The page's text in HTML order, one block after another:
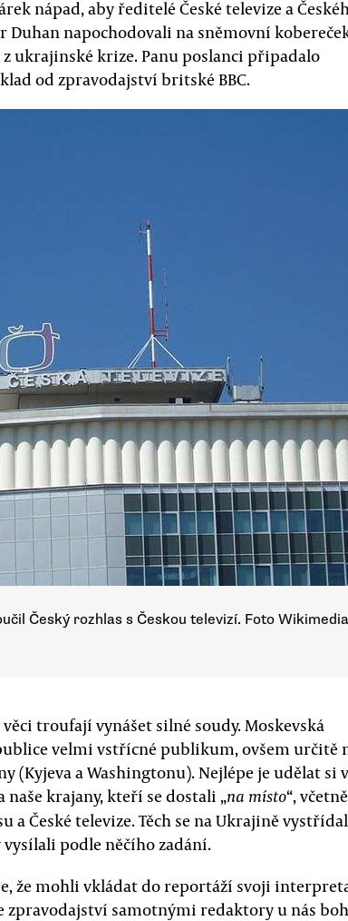
nápad, aby ředitelé České televize a
Duhan napochodovali na sněmovní
ukrajinské krize. Panu poslanci připadalo
od zpravodajství britské BBC.
Český rozhlas s Českou televizí. Foto Wikimedia
troufají vynášet silné soudy. Moskevská
velmi vstřícné publikum, ovšem určitě
(Kyjeva a Washingtonu). Nejlépe je udělat si
naše krajany, kteří se dostali „na místo“, včetně
a České televize. Těch se na Ukrajině
vysílali podle něčího zadání.
že mohli vkládat do reportáží svoji
zpravodajství samotnými redaktory u nás